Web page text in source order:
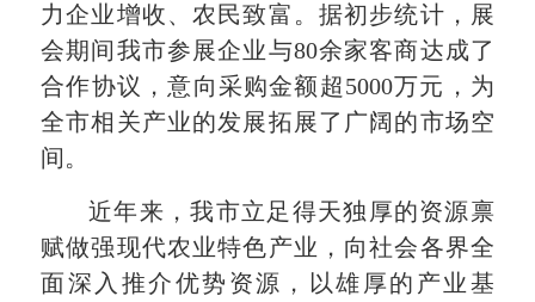
力企业增收、农民致富。据初步统计，展
会期间我市参展企业与80余家客商达成了
合作协议，意向采购金额超5000万元，为
全市相关产业的发展拓展了广阔的市场空
间。
近年来，我市立足得天独厚的资源禀
赋做强现代农业特色产业，向社会各界全
面深入推介优势资源，以雄厚的产业基